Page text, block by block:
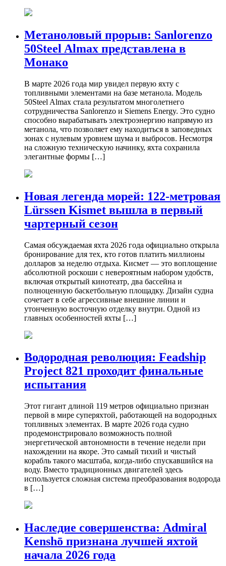
Метаноловый прорыв: Sanlorenzo
50Steel Almax представлена в
Монако
В марте 2026 года мир увидел первую яхту с
топливными элементами на базе метанола. Модель
50Steel Almax стала результатом многолетнего
сотрудничества Sanlorenzo и Siemens Energy. Это судно
способно вырабатывать электроэнергию напрямую из
метанола, что позволяет ему находиться в заповедных
зонах с нулевым уровнем шума и выбросов. Несмотря
на сложную техническую начинку, яхта сохранила
элегантные формы […]
Новая легенда морей: 122-метровая
Lürssen Kismet вышла в первый
чартерный сезон
Самая обсуждаемая яхта 2026 года официально открыла
бронирование для тех, кто готов платить миллионы
долларов за неделю отдыха. Кисмет — это воплощение
абсолютной роскоши с невероятным набором удобств,
включая открытый кинотеатр, два бассейна и
полноценную баскетбольную площадку. Дизайн судна
сочетает в себе агрессивные внешние линии и
утонченную восточную отделку внутри. Одной из
главных особенностей яхты […]
Водородная революция: Feadship
Project 821 проходит финальные
испытания
Этот гигант длиной 119 метров официально признан
первой в мире суперяхтой, работающей на водородных
топливных элементах. В марте 2026 года судно
продемонстрировало возможность полной
энергетической автономности в течение недели при
нахождении на якоре. Это самый тихий и чистый
корабль такого масштаба, когда-либо спускавшийся на
воду. Вместо традиционных двигателей здесь
используется сложная система преобразования водорода
в […]
Наследие совершенства: Admiral
Kenshō признана лучшей яхтой
начала 2026 года